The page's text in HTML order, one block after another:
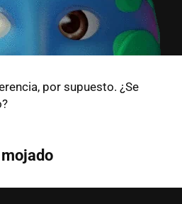
por supuesto. ¿Se